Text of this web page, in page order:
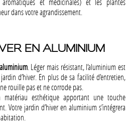
dans votre agrandissement.
EN ALUMINIUM
. Léger mais résistant, l’aluminium est
d’hiver. En plus de sa facilité d’entretien,
rouille pas et ne corrode pas.
matériau esthétique apportant une touche
Votre jardin d’hiver en aluminium s’intégrera